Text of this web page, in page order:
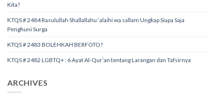
Kita?
KTQS # 2484 Rasulullah Shallallahu ‘alaihi wa sallam Ungkap Siapa Saja
Penghuni Surga
KTQS # 2483 BOLEHKAH BERFOTO?
KTQS # 2482 LGBTQ+ : 6 Ayat Al-Qur’an tentang Larangan dan Tafsirnya
ARCHIVES